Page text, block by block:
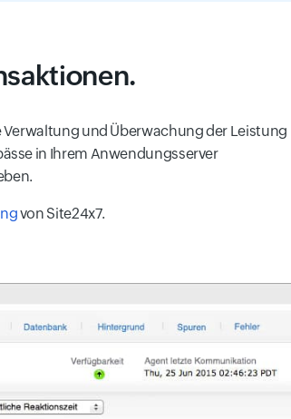
und Überwachung der Leistung
in Ihrem Anwendungsserver
von Site24x7.